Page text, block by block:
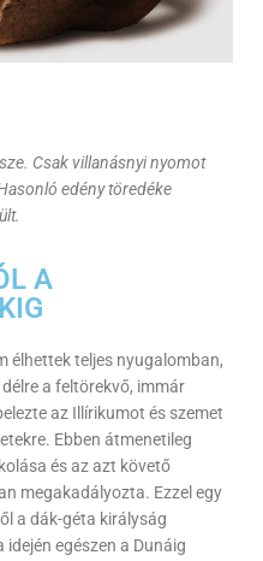
Csak villanásnyi nyomot
edény töredéke
A
élhettek teljes nyugalomban,
a feltörekvő, immár
az Illírikumot és szemet
Ebben átmenetileg
és az azt követő
megakadályozta. Ezzel egy
a dák-géta királyság
egészen a Dunáig